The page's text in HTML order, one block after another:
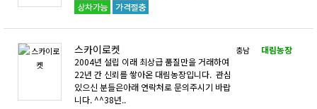
스카이로켓
2004년 설립 이래 최상급 품질만을 거래하여
22년 간 신뢰를 쌓아온 대림농장입니다. 관심
있으신 분들은아래 연락처로 문의주시기 바랍
니다. ^^38년..
충남 대림농장